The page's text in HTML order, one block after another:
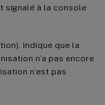
signalé à la console
Indique que la
n’a pas encore
n’est pas